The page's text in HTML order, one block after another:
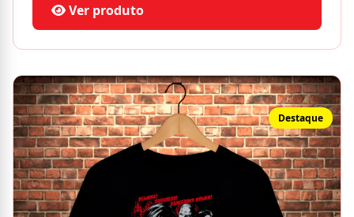
Ver produto
Destaque